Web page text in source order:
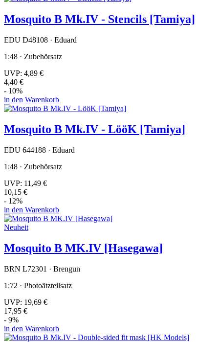
Mosquito B Mk.IV - Stencils [Tamiya]
EDU D48108 · Eduard
1:48 · Zubehörsatz
UVP: 4,89 €
4,40 €
- 10%
in den Warenkorb
Mosquito B Mk.IV - LööK [Tamiya]
EDU 644188 · Eduard
1:48 · Zubehörsatz
UVP: 11,49 €
10,15 €
- 12%
in den Warenkorb
Neuheit
Mosquito B MK.IV [Hasegawa]
BRN L72301 · Brengun
1:72 · Photoätzteilsatz
UVP: 19,69 €
17,95 €
- 9%
in den Warenkorb